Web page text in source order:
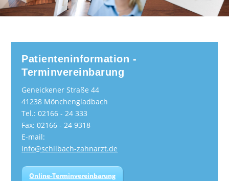
Patienteninformation -
Terminvereinbarung
Geneickener Straße 44
41238 Mönchengladbach
Tel.: 02166 - 24 333
Fax: 02166 - 24 9318
E-mail:
info@schilbach-zahnarzt.de
Online-Terminvereinbarung